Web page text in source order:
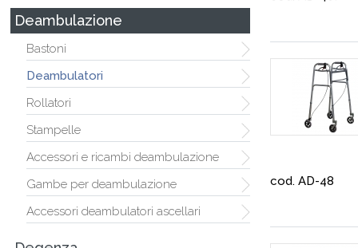
Deambulazione
Bastoni
Deambulatori
Rollatori
Stampelle
Accessori e ricambi deambulazione
Gambe per deambulazione
Accessori deambulatori ascellari
cod. AD-48